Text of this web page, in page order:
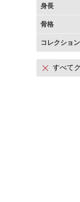
身長
骨格
コレクショ
すべて